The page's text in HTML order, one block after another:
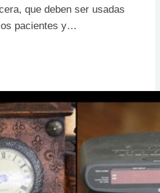
que deben ser usadas
pacientes y…